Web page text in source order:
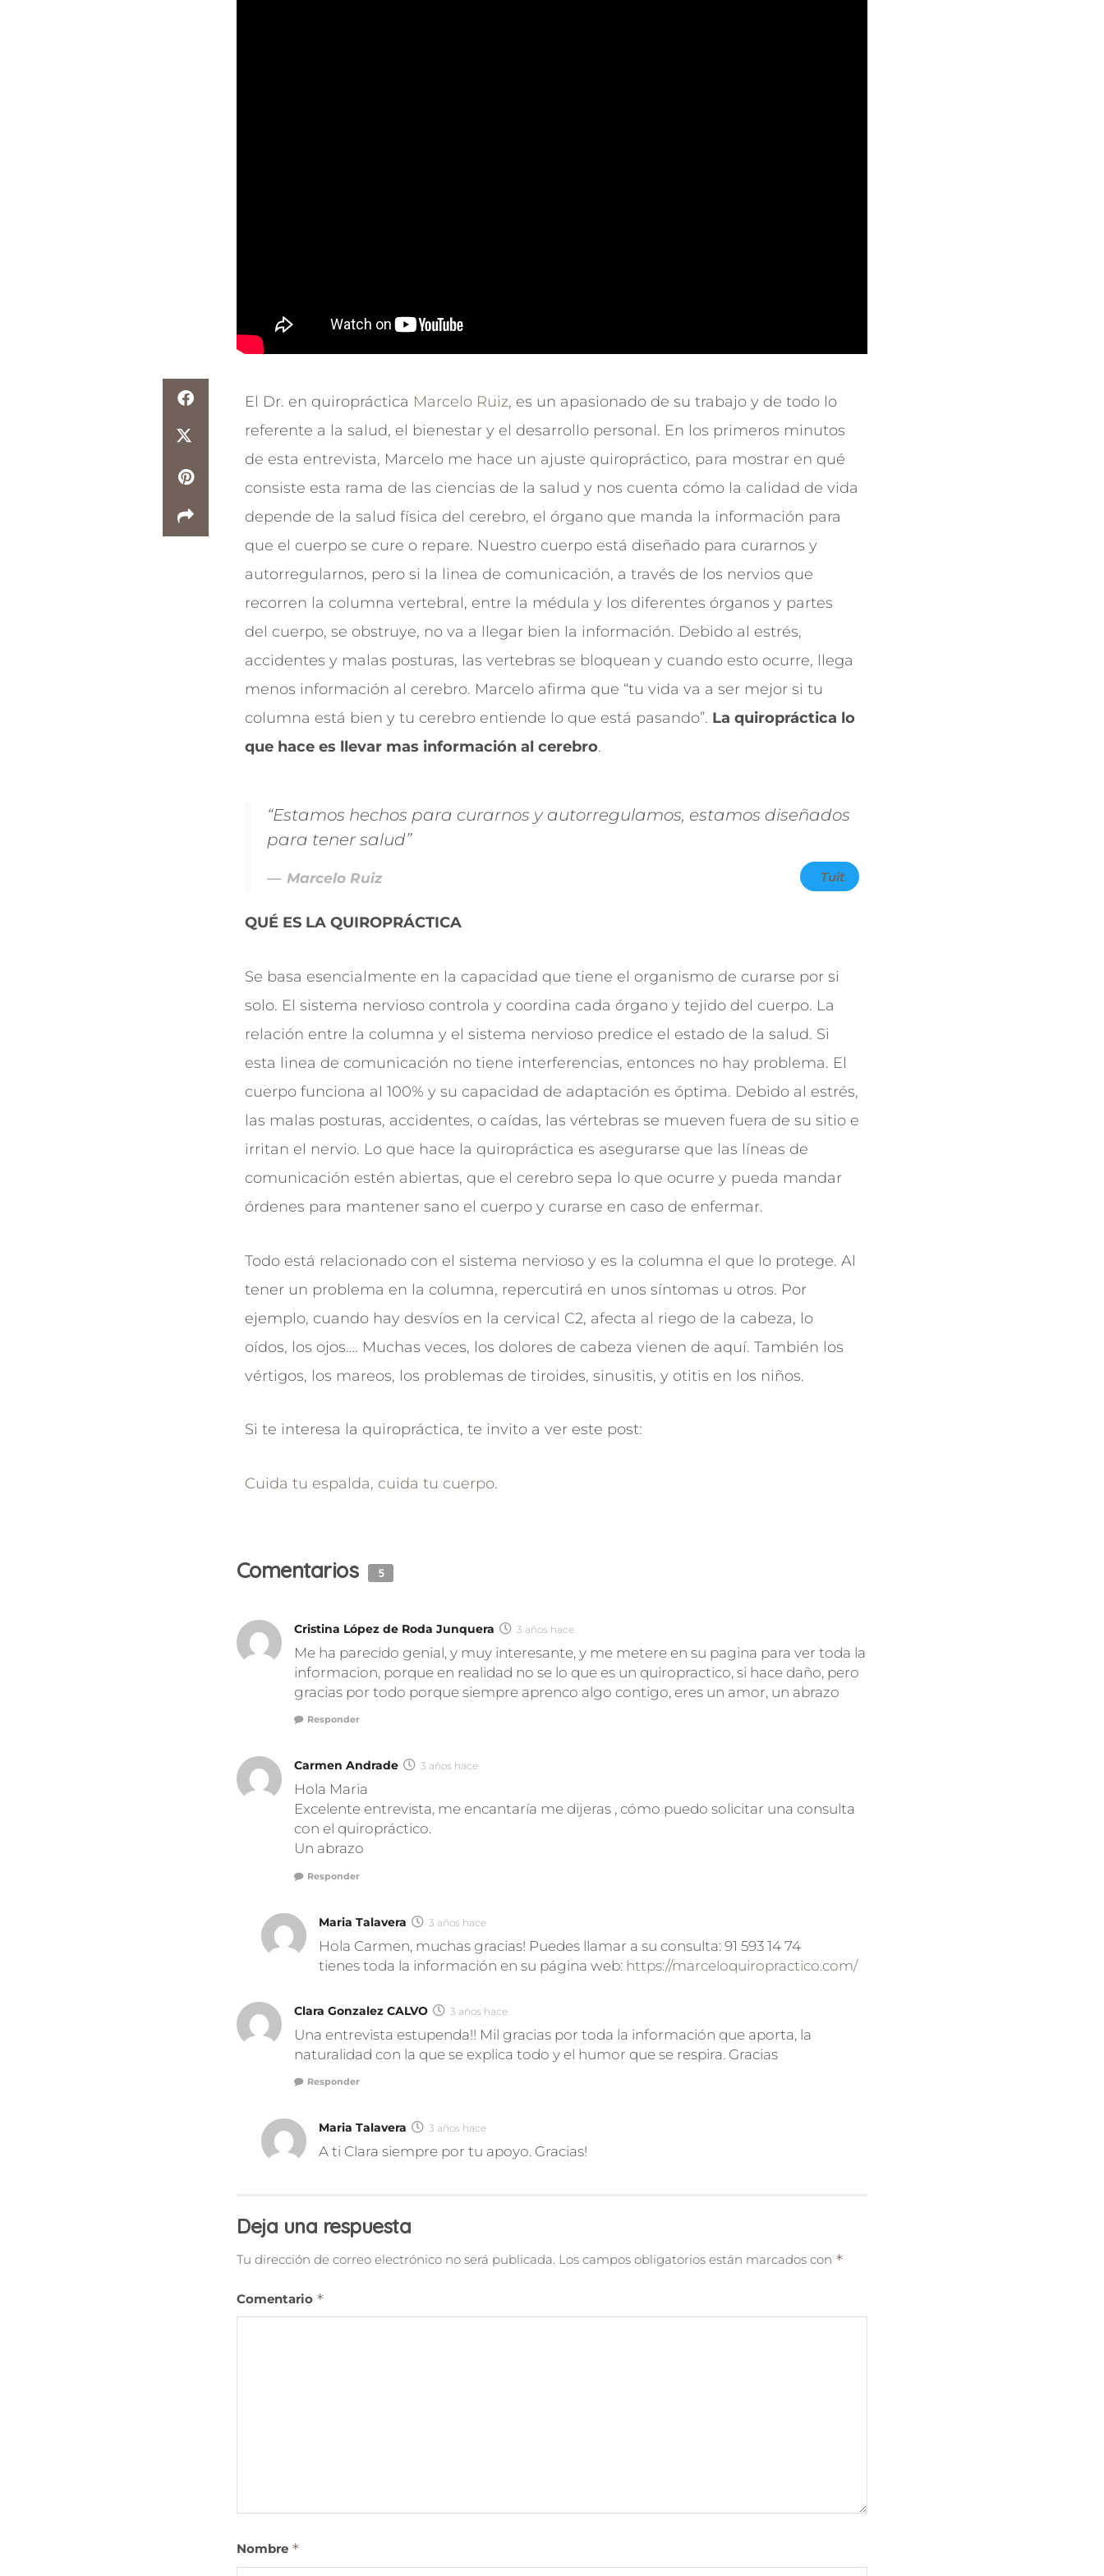
El Dr. en quiropráctica Marcelo Ruiz, es un apasionado de su trabajo y de todo lo
referente a la salud, el bienestar y el desarrollo personal. En los primeros minutos
de esta entrevista, Marcelo me hace un ajuste quiropráctico, para mostrar en qué
consiste esta rama de las ciencias de la salud y nos cuenta cómo la calidad de vida
depende de la salud física del cerebro, el órgano que manda la información para
que el cuerpo se cure o repare. Nuestro cuerpo está diseñado para curarnos y
autorregularnos, pero si la linea de comunicación, a través de los nervios que
recorren la columna vertebral, entre la médula y los diferentes órganos y partes
del cuerpo, se obstruye, no va a llegar bien la información. Debido al estrés,
accidentes y malas posturas, las vertebras se bloquean y cuando esto ocurre, llega
menos información al cerebro. Marcelo afirma que “tu vida va a ser mejor si tu
columna está bien y tu cerebro entiende lo que está pasando”. La quiropráctica lo
que hace es llevar mas información al cerebro.
“Estamos hechos para curarnos y autorregulamos, estamos diseñados
para tener salud”
Marcelo Ruiz Tuit
QUÉ ES LA QUIROPRÁCTICA
Se basa esencialmente en la capacidad que tiene el organismo de curarse por si
solo. El sistema nervioso controla y coordina cada órgano y tejido del cuerpo. La
relación entre la columna y el sistema nervioso predice el estado de la salud. Si
esta linea de comunicación no tiene interferencias, entonces no hay problema. El
cuerpo funciona al 100% y su capacidad de adaptación es óptima. Debido al estrés,
las malas posturas, accidentes, o caídas, las vértebras se mueven fuera de su sitio e
irritan el nervio. Lo que hace la quiropráctica es asegurarse que las líneas de
comunicación estén abiertas, que el cerebro sepa lo que ocurre y pueda mandar
órdenes para mantener sano el cuerpo y curarse en caso de enfermar.
Todo está relacionado con el sistema nervioso y es la columna el que lo protege. Al
tener un problema en la columna, repercutirá en unos síntomas u otros. Por
ejemplo, cuando hay desvíos en la cervical C2, afecta al riego de la cabeza, lo
oídos, los ojos…. Muchas veces, los dolores de cabeza vienen de aquí. También los
vértigos, los mareos, los problemas de tiroides, sinusitis, y otitis en los niños.
Si te interesa la quiropráctica, te invito a ver este post:
Cuida tu espalda, cuida tu cuerpo.
Comentarios 5
Cristina López de Roda Junquera 3 años hace
Me ha parecido genial, y muy interesante, y me metere en su pagina para ver toda la
informacion, porque en realidad no se lo que es un quiropractico, si hace daño, pero
gracias por todo porque siempre aprenco algo contigo, eres un amor, un abrazo
Responder
Carmen Andrade 3 años hace
Hola Maria
Excelente entrevista, me encantaría me dijeras , cómo puedo solicitar una consulta
con el quiropráctico.
Un abrazo
Responder
Maria Talavera 3 años hace
Hola Carmen, muchas gracias! Puedes llamar a su consulta: 91 593 14 74
tienes toda la información en su página web: https://marceloquiropractico.com/
Clara Gonzalez CALVO 3 años hace
Una entrevista estupenda!! Mil gracias por toda la información que aporta, la
naturalidad con la que se explica todo y el humor que se respira. Gracias
Responder
Maria Talavera 3 años hace
A ti Clara siempre por tu apoyo. Gracias!
Deja una respuesta
Tu dirección de correo electrónico no será publicada. Los campos obligatorios están marcados con *
Comentario *
Nombre *